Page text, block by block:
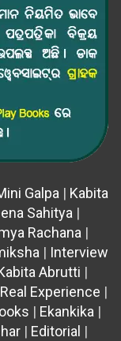
Galpa | Kabita
Sahitya|
Rachana|
| Interview
Abrutti |
Real Experience |
| Ekankika|
| Editorial |